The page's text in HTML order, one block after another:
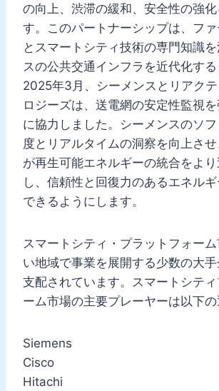
の向上、渋滞の緩和、安全性の強化
す。このパートナーシップは、フ
とスマートシティ技術の専門知識
スの公共交通インフラを近代化する
2025年3月、シーメンスとリアク
ロジーズは、送電網の安定性監視
に協力しました。シーメンスのソ
度とリアルタイムの洞察を向上さ
が再生可能エネルギーの統合をよ
し、信頼性と回復力のあるエネル
できるようにします。
スマートシティ・プラットフォー
い地域で事業を展開する少数の大
支配されています。スマートシテ
ーム市場の主要プレーヤーは以下の
Siemens
Cisco
Hitachi